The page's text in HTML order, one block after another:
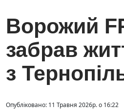
Ворожий
забрав
з
Опубліковано: 11 Травня 2026р. о 16:22